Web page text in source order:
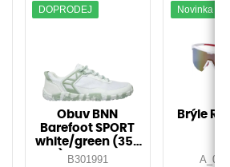
DOPRODEJ
Obuv BNN
Barefoot SPORT
white/green (35-
46)-Doprodej!
B301991
Novinka
Brýle